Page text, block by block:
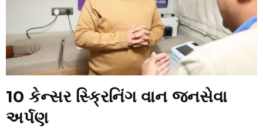
10 કેન્સર સ્ક્રિનિંગ વાન જનસેવા
અર્પણ